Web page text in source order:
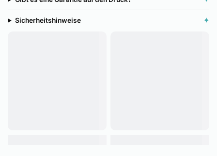
Sicherheitshinweise ✦